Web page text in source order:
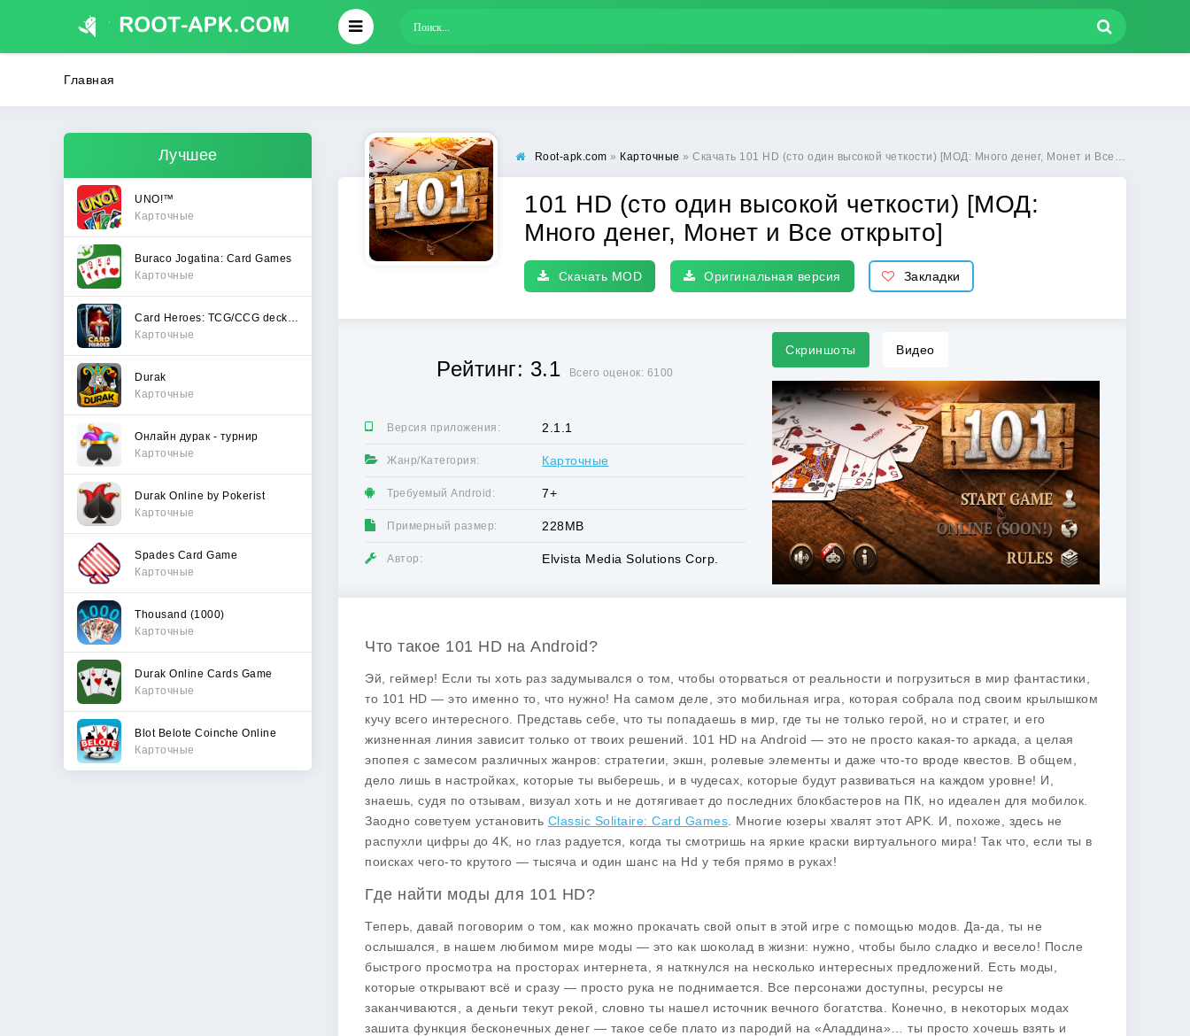
Главная
Лучшее
UNO!™
Карточные
Buraco Jogatina: Card Games
Карточные
Карточные
Durak
Карточные
Онлайн дурак - турнир
Карточные
Durak Online by Pokerist
Карточные
Spades Card Game
Карточные
Thousand (1000)
Карточные
Durak Online Cards Game
Карточные
Blot Belote Coinche Online
Карточные
Root-apk.com » Карточные » Скачать 101 HD (сто один высокой четкости) [МОД: Много денег, Монет и Все открыто] | Взлом 101 HD на Андроид
101 HD (сто один высокой четкости) [МОД:
Много денег, Монет и Все открыто]
Скачать MOD Оригинальная версия Закладки
Рейтинг: 3.1 Всего оценок: 6100
Версия приложения: 2.1.1
Жанр/Категория: Карточные
Требуемый Android: 7+
Примерный размер: 228MB
Автор: Elvista Media Solutions Corp.
Скриншоты Видео
Что такое 101 HD на Android?
Эй, геймер! Если ты хоть раз задумывался о том, чтобы оторваться от реальности и погрузиться в мир фантастики,
то 101 HD — это именно то, что нужно! На самом деле, это мобильная игра, которая собрала под своим крылышком
кучу всего интересного. Представь себе, что ты попадаешь в мир, где ты не только герой, но и стратег, и его
жизненная линия зависит только от твоих решений. 101 HD на Android — это не просто какая-то аркада, а целая
эпопея с замесом различных жанров: стратегии, экшн, ролевые элементы и даже что-то вроде квестов. В общем,
дело лишь в настройках, которые ты выберешь, и в чудесах, которые будут развиваться на каждом уровне! И,
знаешь, судя по отзывам, визуал хоть и не дотягивает до последних блокбастеров на ПК, но идеален для мобилок.
Заодно советуем установить Classic Solitaire: Card Games . Многие юзеры хвалят этот APK. И, похоже, здесь не
распухли цифры до 4K, но глаз радуется, когда ты смотришь на яркие краски виртуального мира! Так что, если ты в
поисках чего-то крутого — тысяча и один шанс на Hd у тебя прямо в руках!
Где найти моды для 101 HD?
Теперь, давай поговорим о том, как можно прокачать свой опыт в этой игре с помощью модов . Да-да, ты не
ослышался, в нашем любимом мире моды — это как шоколад в жизни: нужно, чтобы было сладко и весело! После
быстрого просмотра на просторах интернета, я наткнулся на несколько интересных предложений. Есть моды,
которые открывают всё и сразу — просто рука не поднимается. Все персонажи доступны, ресурсы не
заканчиваются, а деньги текут рекой, словно ты нашел источник вечного богатства. Конечно, в некоторых модах
зашита функция бесконечных денег — такое себе плато из пародий на «Аладдина»… ты просто хочешь взять и